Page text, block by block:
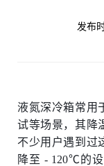
发布
液氮深冷箱常用
试等场景，其降
不少用户遇到过
降至 - 120℃的